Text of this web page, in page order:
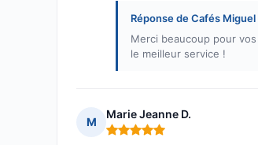
Réponse de Cafés Miguel
Merci beaucoup pour
le meilleur service !
M
Marie Jeanne D.
Note : 5 sur 5